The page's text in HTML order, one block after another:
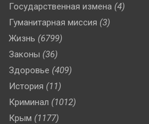
Государственная измена (4)
Гуманитарная миссия (3)
Жизнь (6799)
Законы (36)
Здоровье (409)
История (11)
Криминал (1012)
Крым (1177)